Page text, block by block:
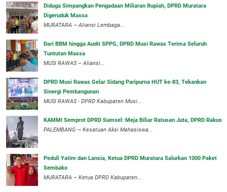
Diduga Simpangkan Pengadaan Miliaran Rupiah, DPRD Muratara
Digeruduk Massa
‎MURATARA – Aliansi Lembaga...
Dari BBM hingga Audit SPPG, DPRD Musi Rawas Terima Seluruh
Tuntutan Massa
MUSI RAWAS – Aliansi...
DPRD Musi Rawas Gelar Sidang Paripurna HUT ke-83, Tekankan
Sinergi Pembangunan
MUSI RAWAS - DPRD Kabupaten Musi...
KAMMI Semprot DPRD Sumsel: Meja Biliar Ratusan Juta, DPRD Rakus
PALEMBANG — Kesatuan Aksi Mahasiswa...
Peduli Yatim dan Lansia, Ketua DPRD Muratara Salurkan 1000 Paket
Sembako
MURATARA – Ketua DPRD Kabupaten...